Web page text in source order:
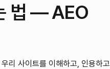
법 — AEO
리 사이트를 이해하고, 인용하고,